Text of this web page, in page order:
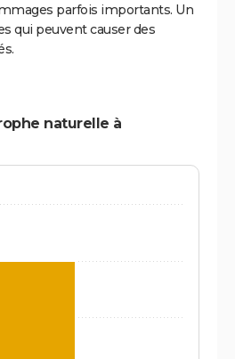
parfois importants. Un
qui peuvent causer des
naturelle à